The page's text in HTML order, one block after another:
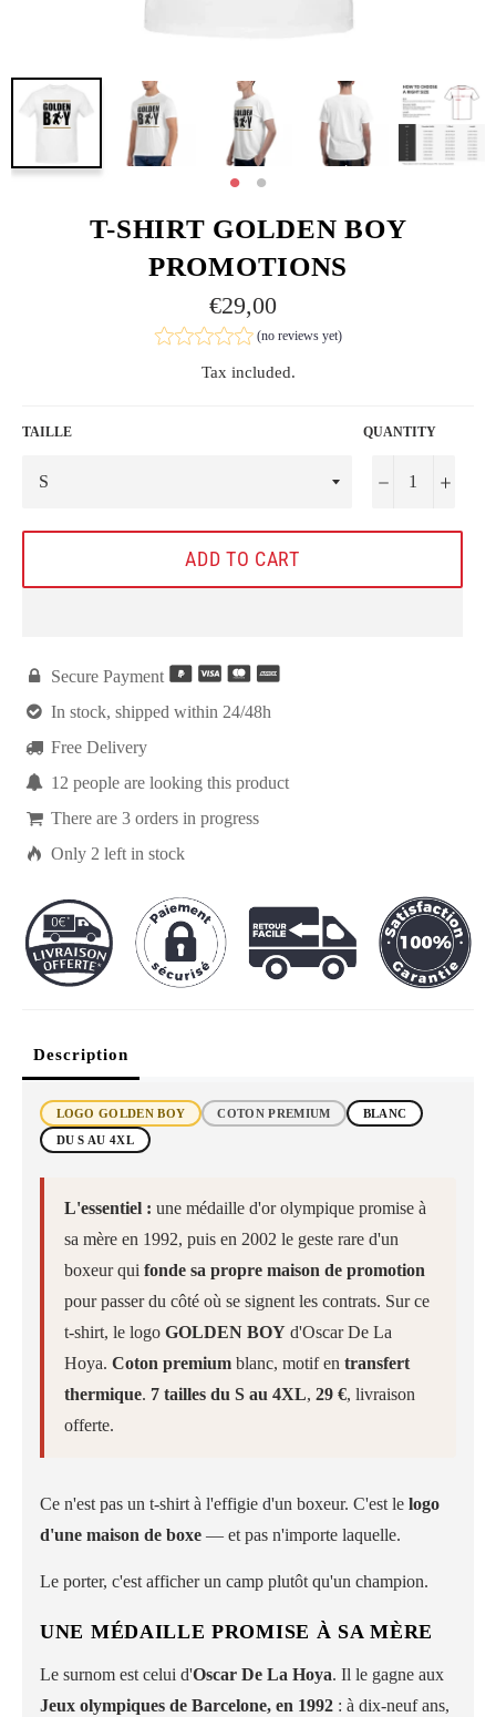
T-SHIRT GOLDEN BOY
PROMOTIONS
Regular
price
€29,00
(no reviews yet)
Tax included.
TAILLE QUANTITY
− +
ADD TO CART
 Secure Payment
 In stock, shipped within 24/48h
 Free Delivery
 5 people are looking this product
 There are3 orders in progress
 Only 2 left in stock
Description
LOGO GOLDEN BOY COTON PREMIUM
BLANC
DU S AU 4XL
L'essentiel : une médaille d'or olympique promise à
sa mère en 1992, puis en 2002 le geste rare d'un
boxeur qui fonde sa propre maison de promotion
pour passer du côté où se signent les contrats. Sur ce
t-shirt, le logo GOLDEN BOYd'Oscar De La
Hoya. Coton premiumblanc, motif en transfert
thermique. 7 tailles du S au 4XL, 29 €, livraison
offerte.
Ce n'est pas un t-shirt à l'effigie d'un boxeur. C'est le logo
d'une maison de boxe — et pas n'importe laquelle.
Le porter, c'est afficher un camp plutôt qu'un champion.
UNE MÉDAILLE PROMISE À SA MÈRE
Le surnom est celui d'Oscar De La Hoya. Il le gagne aux
Jeux olympiques de Barcelone, en 1992 : à dix-neuf ans,